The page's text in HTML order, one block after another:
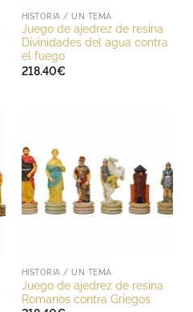
HISTORIA / UN TEMA
Juego de ajedrez de resina
Divinidades del agua contra
el fuego
218.40€
HISTORIA / UN TEMA
Juego de ajedrez de resina
Romanos contra Griegos